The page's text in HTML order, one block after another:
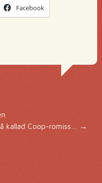
Facebook
kallad Coop-romiss… →